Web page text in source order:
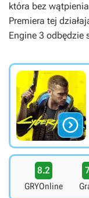
która bez
Premiera tej
Engine 3 odbędzie

8.2
GRYOnline